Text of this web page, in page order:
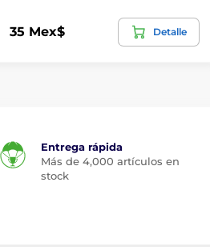
35 Mex$ Detalle
Entrega rápida
Más de 4,000 artículos en
stock